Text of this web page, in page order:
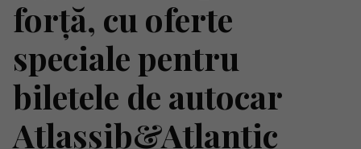
forță, cu oferte
speciale pentru
biletele de autocar
Atlassib&Atlantic